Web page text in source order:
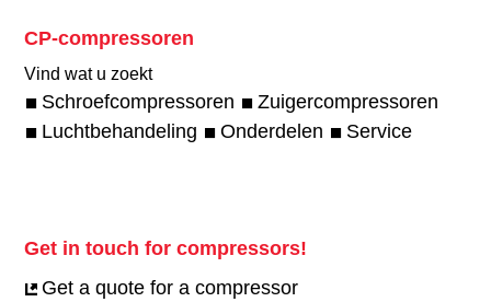
CP-compressoren
Vind wat u zoekt
Schroefcompressoren
Zuigercompressoren
Luchtbehandeling
Onderdelen Service
Get in touch for compressors!
Get a quote for a compressor